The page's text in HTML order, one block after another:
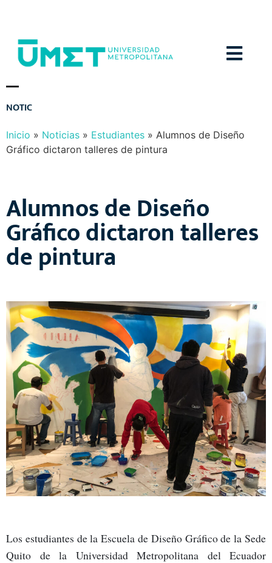
NOTIC
Inicio » Noticias » Estudiantes » Alumnos de Diseño
Gráfico dictaron talleres de pintura
Alumnos de Diseño
Gráfico dictaron talleres
de pintura
Los estudiantes de la Escuela de Diseño Gráfico de la Sede
Quito de la Universidad Metropolitana del Ecuador